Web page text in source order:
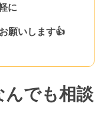
に
願いします👍
でも相談